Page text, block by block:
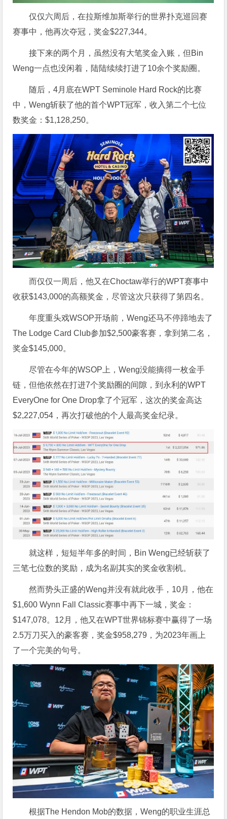
仅仅六周后，在拉斯维加斯举行的世界扑克巡回赛
赛事中，他再次夺冠，奖金$227,344。
接下来的两个月，虽然没有大笔奖金入账，但Bin
Weng一点也没闲着，陆陆续续打进了10余个奖励圈。
随后，4月底在WPT Seminole Hard Rock的比赛
中，Weng斩获了他的首个WPT冠军，收入第二个七位
数奖金：$1,128,250。
而仅仅一周后，他又在Choctaw举行的WPT赛事中
收获$143,000的高额奖金，尽管这次只获得了第四名。
年度重头戏WSOP开场前，Weng还马不停蹄地去了
The Lodge Card Club参加$2,500豪客赛，拿到第二名，
奖金$145,000。
尽管在今年的WSOP上，Weng没能摘得一枚金手
链，但他依然在打进7个奖励圈的间隙，到永利的WPT
EveryOne for One Drop拿了个冠军，这次的奖金高达
$2,227,054，再次打破他的个人最高奖金纪录。
就这样，短短半年多的时间，Bin Weng已经斩获了
三笔七位数的奖励，成为名副其实的奖金收割机。
然而势头正盛的Weng并没有就此收手，10月，他在
$1,600 Wynn Fall Classic赛事中再下一城，奖金：
$147,078。12月，他又在WPT世界锦标赛中赢得了一场
2.5万刀买入的豪客赛，奖金$958,279，为2023年画上
了一个完美的句号。
根据The Hendon Mob的数据，Weng的职业生涯总